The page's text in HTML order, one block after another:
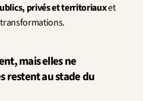
privés et territoriaux et
mais elles ne
restent au stade du